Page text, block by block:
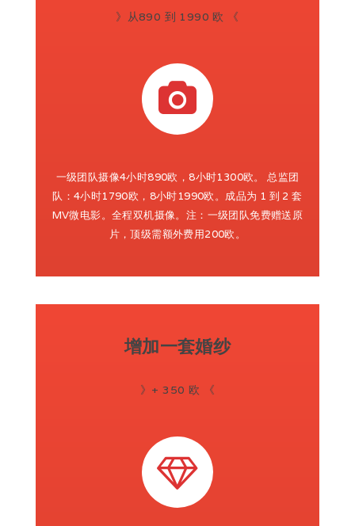
》从890 到 1990 欧 《
一级团队摄像4小时890欧，8小时1300欧。 总监团
队：4小时1790欧，8小时1990欧。成品为 1 到 2 套
MV微电影。全程双机摄像。注：一级团队免费赠送原
片，顶级需额外费用200欧。
增加一套婚纱
》+ 350 欧 《